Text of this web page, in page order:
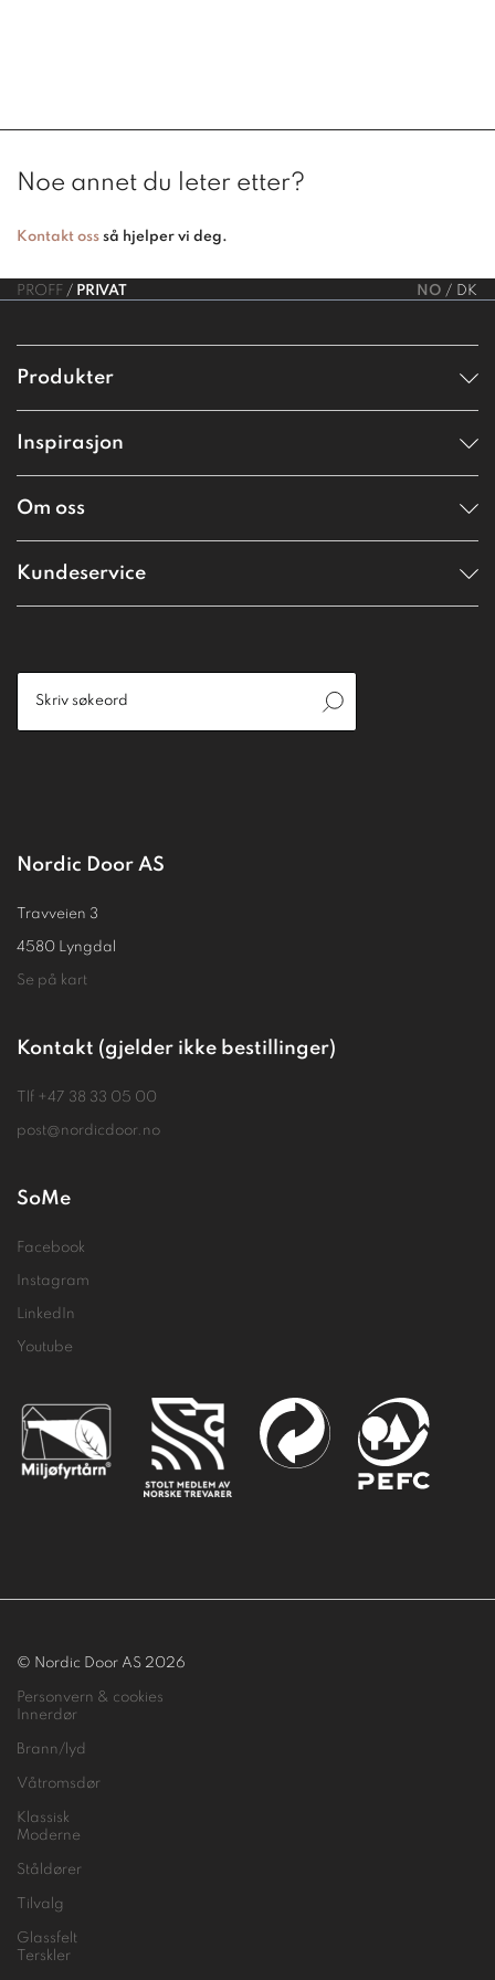
Noe annet du leter etter?
Kontakt oss så hjelper vi deg.
PROFF PRIVAT NO DK
Produkter
Inspirasjon
Om oss
Kundeservice
Nordic Door AS
Travveien 3
4580 Lyngdal
Se på kart
Kontakt (gjelder ikke bestillinger)
Tlf +47 38 33 05 00
post@nordicdoor.no
SoMe
Facebook
Instagram
LinkedIn
Youtube
© Nordic Door AS 2026
Personvern & cookies
Innerdør
Brann/lyd
Våtromsdør
Klassisk
Moderne
Ståldører
Tilvalg
Glassfelt
Terskler